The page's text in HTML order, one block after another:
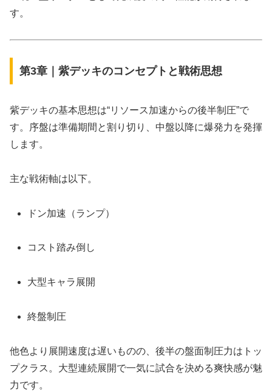
す。
第3章｜紫デッキのコンセプトと戦術思想
紫デッキの基本思想は“リソース加速からの後半制圧”で
す。序盤は準備期間と割り切り、中盤以降に爆発力を発揮
します。
主な戦術軸は以下。
ドン加速（ランプ）
コスト踏み倒し
大型キャラ展開
終盤制圧
他色より展開速度は遅いものの、後半の盤面制圧力はトッ
プクラス。大型連続展開で一気に試合を決める爽快感が魅
力です。